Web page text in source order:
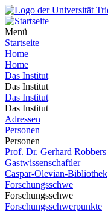
Menü
Startseite
Home
Home
Das Institut
Das Institut
Das Institut
Das Institut
Adressen
Personen
Personen
Prof. Dr. Gerhard Robbers
Gastwissenschaftler
Caspar-Olevian-Bibliothek
Forschungsschwe
Forschungsschwe
Forschungsschwerpunkte